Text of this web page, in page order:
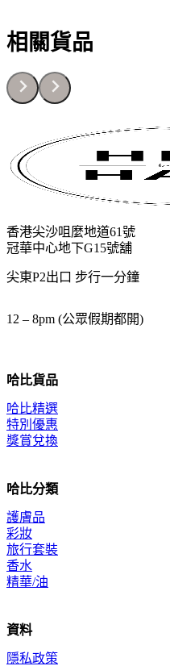
相關貨品
哈比貨品
哈比精選
特別優惠
獎賞兌換
哈比分類
護膚品
彩妝
旅行套裝
香水
精華/油
資料
隱私政策
香港尖沙咀麼地道61號
冠華中心地下G15號舖
尖東P2出口 步行一分鐘
12 – 8pm (公眾假期都開)